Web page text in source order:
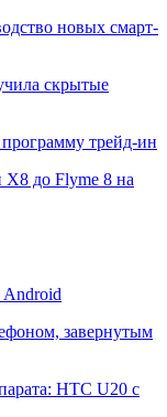
новых смарт-
скрытые
трейд-ин
X8 до Flyme 8 на
Android
завернутым
HTC U20 с